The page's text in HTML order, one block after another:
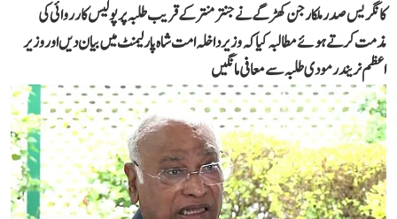
کانگریس صدر ملکارجن کھڑگے نے جنتر منتر کے قریب طلبہ پر پولیس کارروائی کی
مذمت کرتے ہوئے مطالبہ کیا کہ وزیر داخلہ امت شاہ پارلیمنٹ میں بیان دیں اور وزیر
اعظم نریندر مودی طلبہ سے معافی مانگیں